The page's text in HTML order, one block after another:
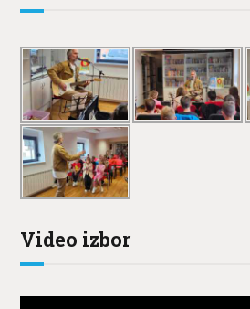
Video izbor